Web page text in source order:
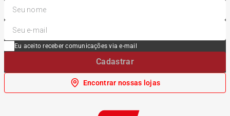
Eu aceito receber comunicações via e-mail
Cadastrar
Encontrar nossas lojas